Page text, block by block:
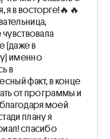
я в восторге!🔥🔥
(даже в
именно
в
факт, в конце
от программы и
моей
плану я
спасибо